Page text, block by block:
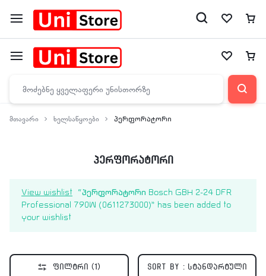
მთავარი ხელსაწყოები პერფორატორი
პერფორატორი
View wishlist
“პერფორატორი Bosch GBH 2-24 DFR
Professional 790W (0611273000)” has been added to
your wishlist
ფილტრი (1) Sort by : სტანდარტული